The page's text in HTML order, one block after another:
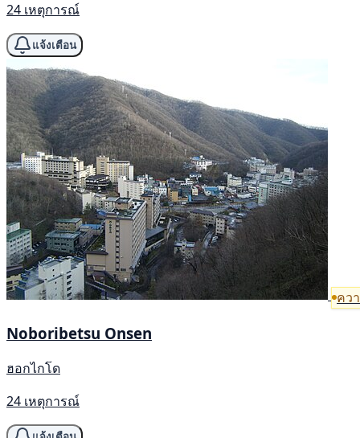
24 เหตุการณ์
แจ้งเตือน
คว
Noboribetsu Onsen
ฮอกไกโด
24 เหตุการณ์